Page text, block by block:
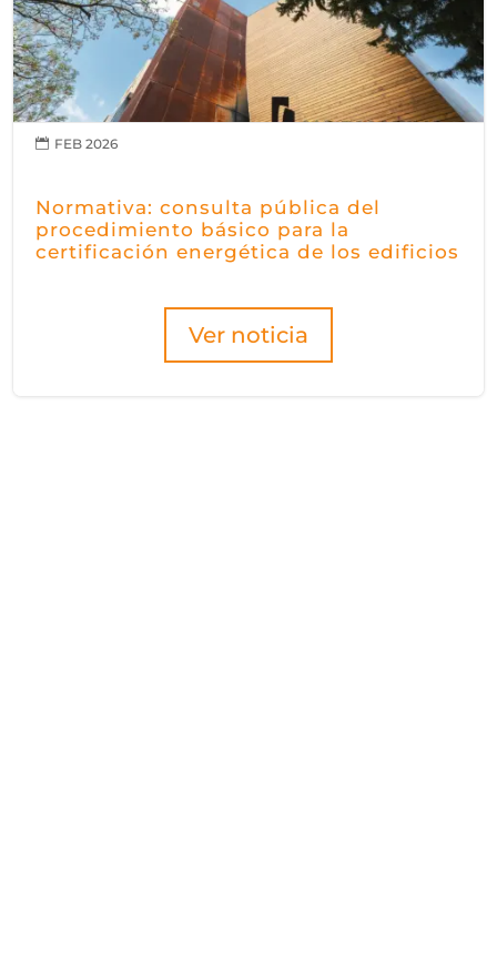
Normativa: consulta pública del
procedimiento básico para la
certificación energética de los edificios
Ver noticia
 FEB 2026